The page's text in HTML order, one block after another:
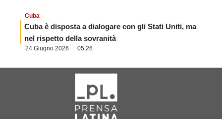
Cuba
Cuba è disposta a dialogare con gli Stati Uniti, ma
nel rispetto della sovranità
24 Giugno 2026 05:26